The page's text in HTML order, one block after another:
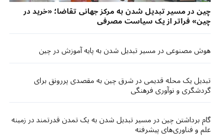
چین در مسیر تبدیل شدن به مرکز جهانی تقاضا؛ «خرید در
چین» فراتر از یک سیاست مصرفی
هوش مصنوعی در مسیر تبدیل شدن به پایه آموزش در چین
تبدیل یک محله قدیمی در شرق چین به مقصدی پررونق برای
گردشگری و نوآوری فرهنگی
گام برداشتن چین در مسیر تبدیل شدن به یک تمدن قدرتمند در زمینه
علم و فناوری‌های پیشرفته